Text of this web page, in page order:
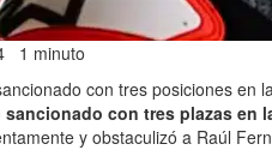
1 minuto
con tres posiciones en
con tres plazas en
y obstaculizó a Raúl